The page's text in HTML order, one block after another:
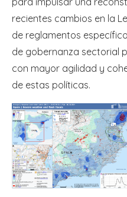
recientes cambios en la
de reglamentos
de gobernanza sectorial
con mayor agilidad y
de estas políticas.